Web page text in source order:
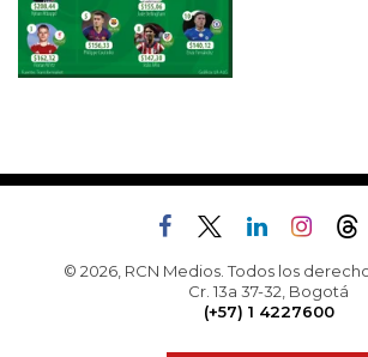
© 2026, RCN Medios. Todos los
Cr. 13a 37-32, Bogotá
(+57) 1 4227600